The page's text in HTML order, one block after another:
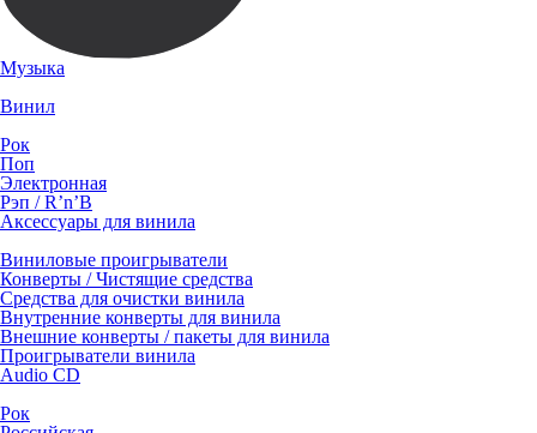
Музыка
Винил
Рок
Поп
Электронная
Рэп / R’n’B
Аксессуары для винила
Виниловые проигрыватели
Конверты / Чистящие средства
Средства для очистки винила
Внутренние конверты для винила
Внешние конверты / пакеты для винила
Проигрыватели винила
Audio CD
Рок